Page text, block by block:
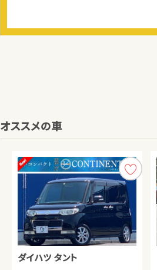
オススメの車
ダイハツ タント